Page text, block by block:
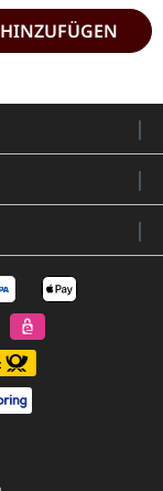
HINZUFÜGEN